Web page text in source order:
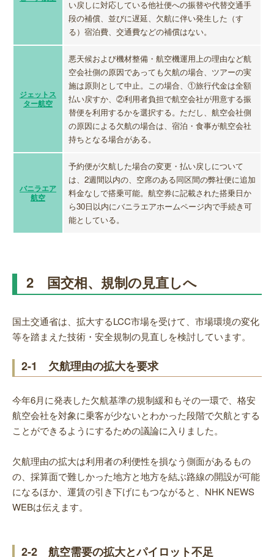
い戻しに対応している他社便への振替や代替交通手
段の補償、並びに遅延、欠航に伴い発生した（す
る）宿泊費、交通費などの補償はない。
ジェットス
ター航空
悪天候および機材整備・航空機運用上の理由など航
空会社側の原因であっても欠航の場合、ツアーの実
施は原則として中止。この場合、①旅行代金は全額
払い戻すか、②利用者負担で航空会社が用意する振
替便を利用するかを選択する。ただし、航空会社側
の原因による欠航の場合は、宿泊・食事が航空会社
持ちとなる場合がある。
バニラエア
航空
予約便が欠航した場合の変更・払い戻しについて
は、2週間以内の、空席のある同区間の弊社便に追加
料金なしで搭乗可能。航空券に記載された搭乗日か
ら30日以内にバニラエアホームページ内で手続き可
能としている。
2 国交相、規制の見直しへ
国土交通省は、拡大するLCC市場を受けて、市場環境の変化
等を踏まえた技術・安全規制の見直しを検討しています。
2-1 欠航理由の拡大を要求
今年6月に発表した欠航基準の規制緩和もその一環で、格安
航空会社を対象に乗客が少ないとわかった段階で欠航とする
ことができるようにするための議論に入りました。
欠航理由の拡大は利用者の利便性を損なう側面があるもの
の、採算面で難しかった地方と地方を結ぶ路線の開設が可能
になるほか、運賃の引き下げにもつながると、NHK NEWS
WEBは伝えます。
2-2 航空需要の拡大とパイロット不足